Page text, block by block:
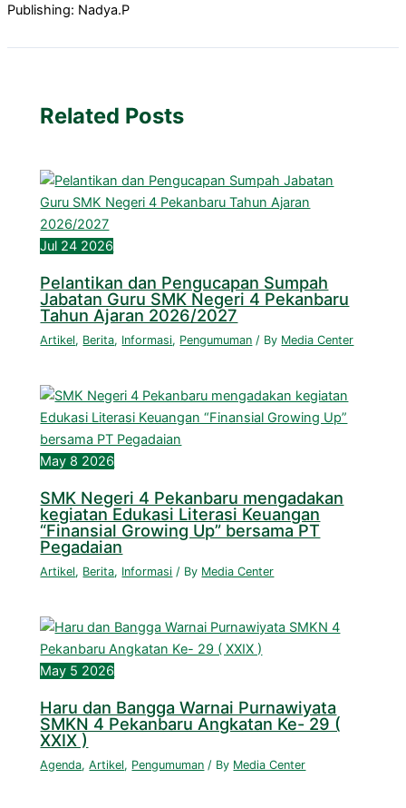
Publishing: Nadya.P
Related Posts
Jul 24 2026
Pelantikan dan Pengucapan Sumpah
Jabatan Guru SMK Negeri 4 Pekanbaru
Tahun Ajaran 2026/2027
Artikel, Berita, Informasi, Pengumuman / By Media Center
May 8 2026
SMK Negeri 4 Pekanbaru mengadakan
kegiatan Edukasi Literasi Keuangan
“Finansial Growing Up” bersama PT
Pegadaian
Artikel, Berita, Informasi / By Media Center
May 5 2026
Haru dan Bangga Warnai Purnawiyata
SMKN 4 Pekanbaru Angkatan Ke- 29 (
XXIX )
Agenda,Artikel, Pengumuman / By Media Center